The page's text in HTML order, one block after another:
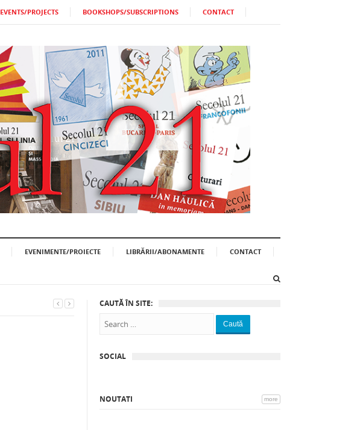
EVENTS/PROJECTS BOOKSHOPS/SUBSCRIPTIONS CONTACT
EVENIMENTE/PROIECTE LIBRĂRII/ABONAMENTE CONTACT
CAUTĂ ÎN SITE:
Caută
SOCIAL
NOUTATI more